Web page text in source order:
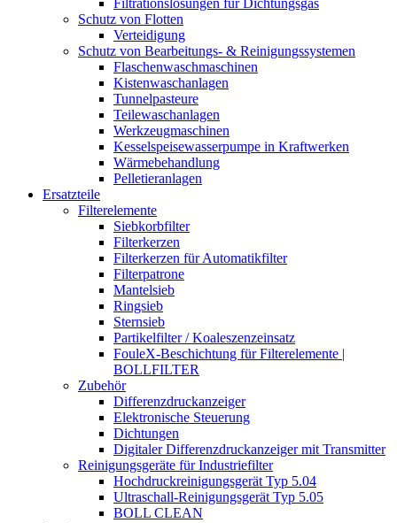
Filtrationslösungen für Dichtungsgas
Schutz von Flotten
Verteidigung
Schutz von Bearbeitungs- & Reinigungssystemen
Flaschenwaschmaschinen
Kistenwaschanlagen
Tunnelpasteure
Teilewaschanlagen
Werkzeugmaschinen
Kesselspeisewasserpumpe in Kraftwerken
Wärmebehandlung
Pelletieranlagen
Ersatzteile
Filterelemente
Siebkorbfilter
Filterkerzen
Filterkerzen für Automatikfilter
Filterpatrone
Mantelsieb
Ringsieb
Sternsieb
Partikelfilter / Koaleszenzeinsatz
FouleX-Beschichtung für Filterelemente |
BOLLFILTER
Zubehör
Differenzdruckanzeiger
Elektronische Steuerung
Dichtungen
Digitaler Differenzdruckanzeiger mit Transmitter
Reinigungsgeräte für Industriefilter
Hochdruckreinigungsgerät Typ 5.04
Ultraschall-Reinigungsgerät Typ 5.05
BOLL CLEAN